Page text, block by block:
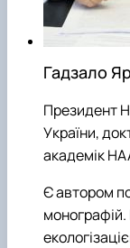
Гадзало
Президент
України,
академік
Є автором
монографій.